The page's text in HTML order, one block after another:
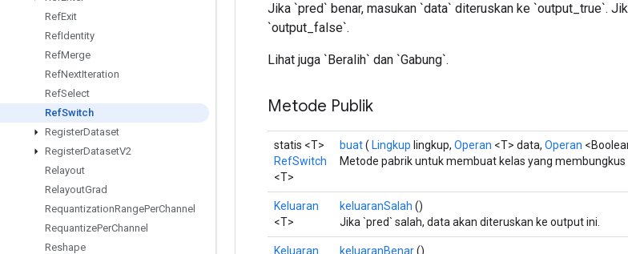
RefExit
RefIdentity
RefMerge
RefNextIteration
RefSelect
RefSwitch
RegisterDataset
RegisterDatasetV2
Relayout
RelayoutGrad
RequantizationRangePerChannel
RequantizePerChannel
Reshape
Jika `pred` benar, masukan `data` diteruskan ke `output_true`.
`output_false`.
Lihat juga `Beralih` dan `Gabung`.
Metode Publik
statis <T>
RefSwitch
<T>
buat( Lingkup lingkup, Operan <T> data, Operan
Metode pabrik untuk membuat kelas yang membungkus
Keluaran
<T>
keluaranSalah ()
Jika `pred` salah, data akan diteruskan ke output ini.
Keluaran
keluaranBenar()